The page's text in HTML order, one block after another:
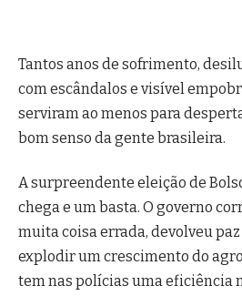
Tantos anos de sofrimento,
com escândalos e visível
serviram ao menos para
bom senso da gente brasileira.
A surpreendente eleição de
chega e um basta. O governo
muita coisa errada, devolveu paz
explodir um crescimento do
tem nas polícias uma eficiência